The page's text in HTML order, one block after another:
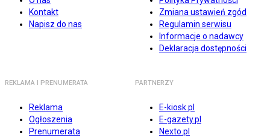
Kontakt
Napisz do nas
Zmiana ustawień zgód
Regulamin serwisu
Informacje o nadawcy
Deklaracja dostępności
REKLAMA I PRENUMERATA
Reklama
Ogłoszenia
Prenumerata
PARTNERZY
E-kiosk.pl
E-gazety.pl
Nexto.pl